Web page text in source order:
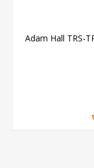
Adam Hall TRS-